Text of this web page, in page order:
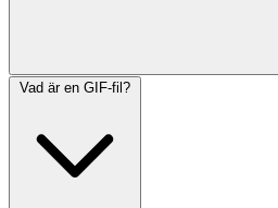
Vad är en GIF-fil?